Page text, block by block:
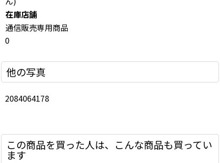
在庫店舗
通信販売専用商品
0
他の写真
2084064178
この商品を買った人は、こんな商品も買ってい
ます